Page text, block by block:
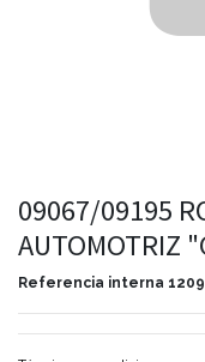
09067/09195
AUTOMOTRIZ
Referencia interna